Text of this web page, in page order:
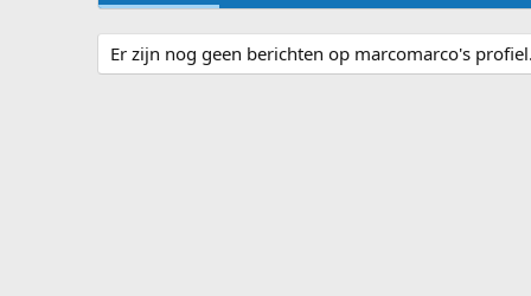
Er zijn nog geen berichten op marcomarco's